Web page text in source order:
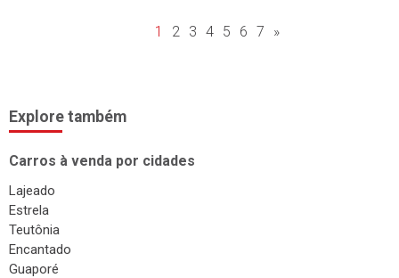
1 2 3 4 5 6 7 »
Explore também
Carros à venda por cidades
Lajeado
Estrela
Teutônia
Encantado
Guaporé